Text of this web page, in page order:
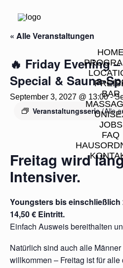
BAR
JOBS
FAQ
« Alle Veranstaltungen
🔥 Friday Evening
Special & Sauna-
September 3, 2027 @ 13:00-
Veranstaltungsserie(Alle
Freitag wird
Intensiver.
Youngsters bis einschließlich
14,50 € Eintritt.
Einfach Ausweis bereithalten
Natürlich sind auch alle
willkommen – Freitag ist für alle